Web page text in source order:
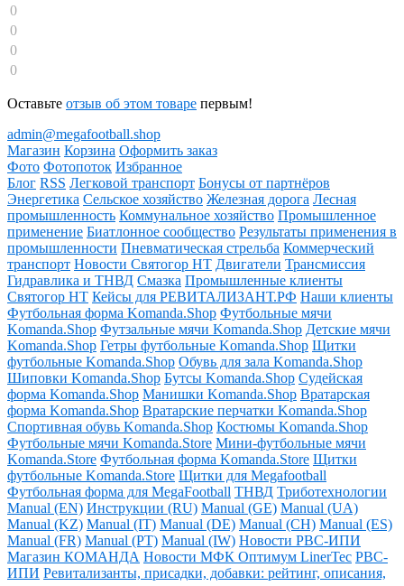
0
0
0
0
Оставьте отзыв об этом товаре первым!
admin@megafootball.shop
Магазин Корзина Оформить заказ
Фото Фотопоток Избранное
Блог RSS Легковой транспорт Бонусы от партнёров
Энергетика Сельское хозяйство Железная дорога Лесная
промышленность Коммунальное хозяйство Промышленное
применение Биатлонное сообщество Результаты применения в
промышленности Пневматическая стрельба Коммерческий
транспорт Новости Святогор НТ Двигатели Трансмиссия
Гидравлика и ТНВД Смазка Промышленные клиенты
Святогор НТ Кейсы для РЕВИТАЛИЗАНТ.РФ Наши клиенты
Футбольная форма Komanda.Shop Футбольные мячи
Komanda.Shop Футзальные мячи Komanda.Shop Детские мячи
Komanda.Shop Гетры футбольные Komanda.Shop Щитки
футбольные Komanda.Shop Обувь для зала Komanda.Shop
Шиповки Komanda.Shop Бутсы Komanda.Shop Судейская
форма Komanda.Shop Манишки Komanda.Shop Вратарская
форма Komanda.Shop Вратарские перчатки Komanda.Shop
Спортивная обувь Komanda.Shop Костюмы Komanda.Shop
Футбольные мячи Komanda.Store Мини-футбольные мячи
Komanda.Store Футбольная форма Komanda.Store Щитки
футбольные Komanda.Store Щитки для Megafootball
Футбольная форма для MegaFootball ТНВД Триботехнологии
Manual (EN) Инструкции (RU) Manual (GE) Manual (UA)
Manual (KZ) Manual (IT) Manual (DE) Manual (CH) Manual (ES)
Manual (FR) Manual (PT) Manual (IW) Новости РВС-ИПИ
Магазин КОМАНДА Новости МФК Оптимум LinerTec РВС-
ИПИ Ревитализанты, присадки, добавки: рейтинг, описания,